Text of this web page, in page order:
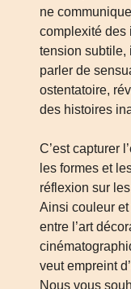
ne
complexité des
tension subtile,
parler de
ostentatoire,
des histoires
C’est capturer
les formes et
réflexion sur
Ainsi couleur
entre l’art
veut empreint
Nous vous